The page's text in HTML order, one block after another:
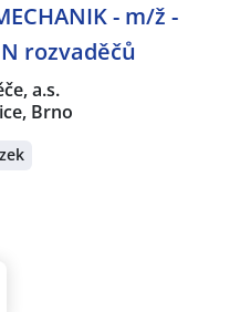
- m/ž -
rozvaděčů
a.s.
Brno